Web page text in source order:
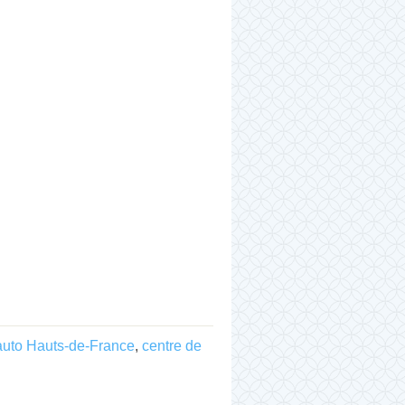
Hauts-de-France, centre de